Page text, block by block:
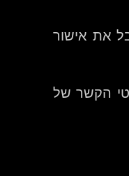
את אישור
הקשר של